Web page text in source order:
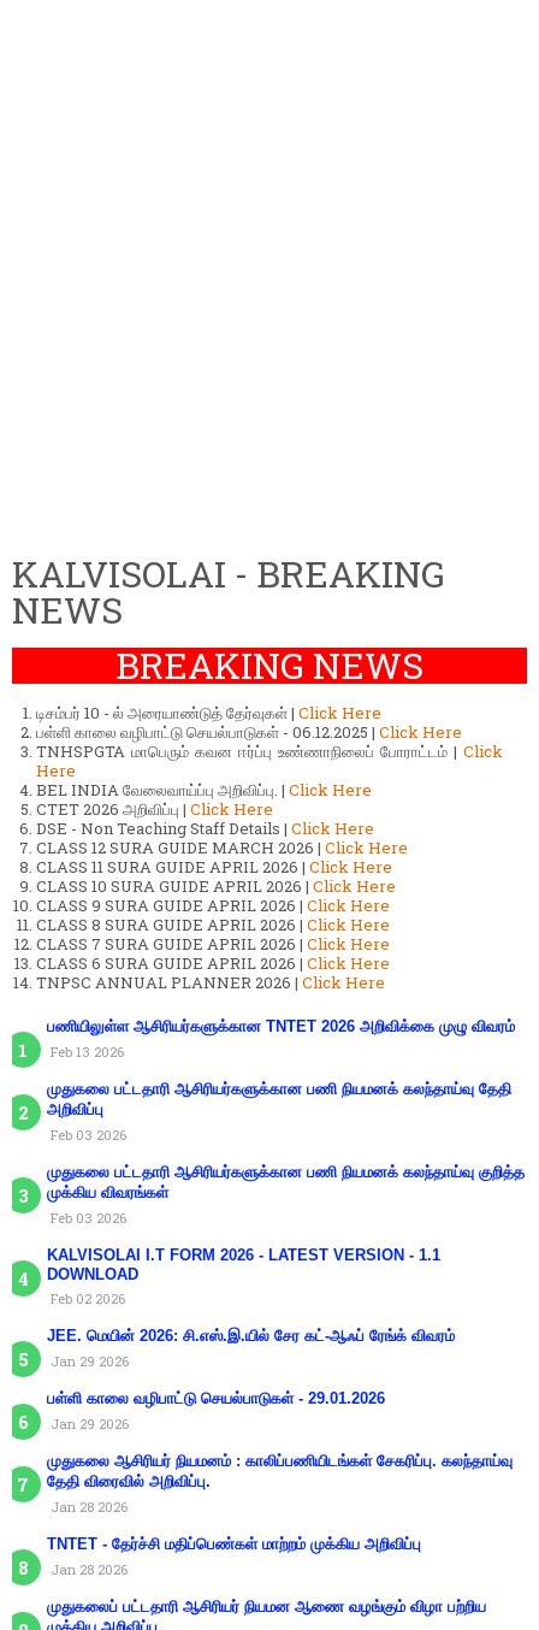
KALVISOLAI - BREAKING
NEWS
BREAKING NEWS
டிசம்பர் 10 - ல் அரையாண்டுத் தேர்வுகள் | Click Here
பள்ளி காலை வழிபாட்டு செயல்பாடுகள் - 06.12.2025 | Click Here
TNHSPGTA மாபெரும் கவன ஈர்ப்பு உண்ணாநிலைப் போராட்டம் | Click
Here
BEL INDIA வேலைவாய்ப்பு அறிவிப்பு. | Click Here
CTET 2026 அறிவிப்பு | Click Here
DSE - Non Teaching Staff Details | Click Here
CLASS 12 SURA GUIDE MARCH 2026 | Click Here
CLASS 11 SURA GUIDE APRIL 2026 | Click Here
CLASS 10 SURA GUIDE APRIL 2026 | Click Here
CLASS 9 SURA GUIDE APRIL 2026 | Click Here
CLASS 8 SURA GUIDE APRIL 2026 | Click Here
CLASS 7 SURA GUIDE APRIL 2026 | Click Here
CLASS 6 SURA GUIDE APRIL 2026 | Click Here
TNPSC ANNUAL PLANNER 2026 | Click Here
பணியிலுள்ள ஆசிரியர்களுக்கான TNTET 2026 அறிவிக்கை முழு விவரம்
Feb 13 2026
முதுகலை பட்டதாரி ஆசிரியர்களுக்கான பணி நியமனக் கலந்தாய்வு தேதி
அறிவிப்பு
Feb 03 2026
முதுகலை பட்டதாரி ஆசிரியர்களுக்கான பணி நியமனக் கலந்தாய்வு குறித்த
முக்கிய விவரங்கள்
Feb 03 2026
KALVISOLAI I.T FORM 2026 - LATEST VERSION - 1.1
DOWNLOAD
Feb 02 2026
JEE. மெயின் 2026: சி.எஸ்.இ.யில் சேர கட்-ஆஃப் ரேங்க் விவரம்
Jan 29 2026
பள்ளி காலை வழிபாட்டு செயல்பாடுகள் - 29.01.2026
Jan 29 2026
முதுகலை ஆசிரியர் நியமனம் : காலிப்பணியிடங்கள் சேகரிப்பு. கலந்தாய்வு
தேதி விரைவில் அறிவிப்பு.
Jan 28 2026
TNTET - தேர்ச்சி மதிப்பெண்கள் மாற்றம் முக்கிய அறிவிப்பு
Jan 28 2026
முதுகலைப் பட்டதாரி ஆசிரியர் நியமன ஆணை வழங்கும் விழா பற்றிய